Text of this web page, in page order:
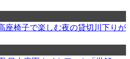
座椅子で楽しむ夜の貸切川下りが